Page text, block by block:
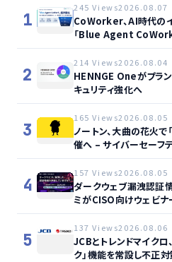
1
245 Views2026.08.07
CoWorker、AI時代の
「Blue Agent CoWork
2
214 Views2026.08.04
HENNGE Oneがプラ
キュリティ強化へ
3
165 Views2026.08.05
ノートン、大曲の花火で
催へ – サイバーセーフ
4
157 Views2026.08.05
ダークウェブ漏洩認証
ミがCISO向けウェビ
5
137 Views2026.08.06
JCBとトレンドマイクロ
ク」機能を常設し不正